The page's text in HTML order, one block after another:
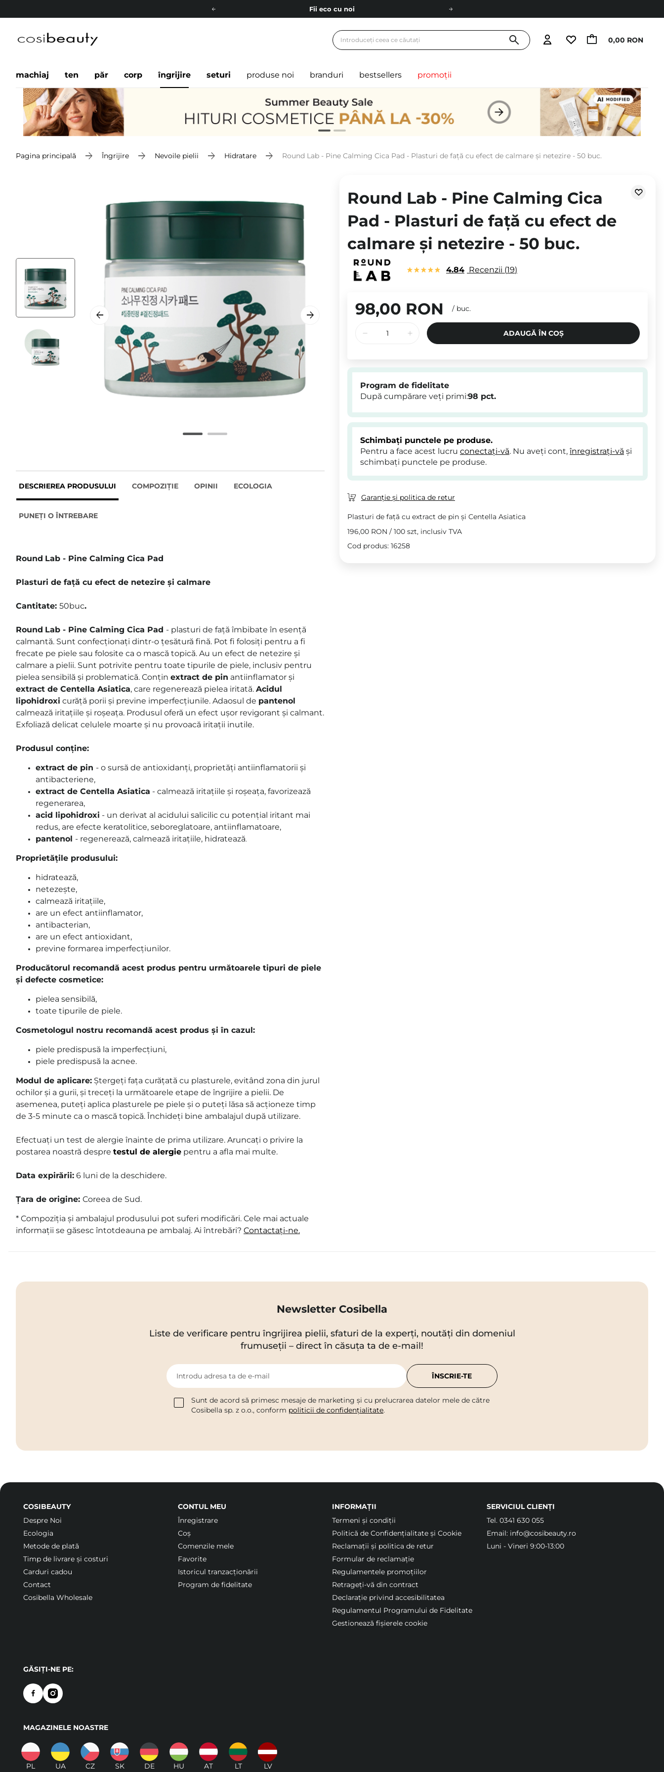
Fii eco cu noi
Livrare mai ieftină pentru comenzile de la 150 RON! 0,00 RON
machiaj ten păr corp îngrijire seturi produse noi branduri bestsellers promoții
Pagina principală Îngrijire Nevoile pielii Hidratare Round Lab - Pine Calming Cica Pad - Plasturi de față cu efect de calmare și netezire - 50 buc.
DESCRIEREA PRODUSULUI COMPOZIȚIE OPINII ECOLOGIA
PUNEȚI O ÎNTREBARE
Round Lab - Pine Calming Cica Pad
Plasturi de față cu efect de netezire și calmare
Cantitate: 50buc.
Round Lab - Pine Calming Cica Pad - plasturi de față îmbibate în esență
calmantă. Sunt confecționați dintr-o țesătură fină. Pot fi folosiți pentru a fi
frecate pe piele sau folosite ca o mască topică. Au un efect de netezire și
calmare a pielii. Sunt potrivite pentru toate tipurile de piele, inclusiv pentru
pielea sensibilă și problematică. Conțin extract de pin antiinflamator și
extract de Centella Asiatica, care regenerează pielea iritată. Acidul
lipohidroxi curăță porii și previne imperfecțiunile. Adaosul de pantenol
calmează iritațiile și roșeața. Produsul oferă un efect ușor revigorant și calmant.
Exfoliază delicat celulele moarte și nu provoacă iritații inutile.
Produsul conține:
extract de pin - o sursă de antioxidanți, proprietăți antiinflamatorii și
antibacteriene,
extract de Centella Asiatica - calmează iritațiile și roșeața, favorizează
regenerarea,
acid lipohidroxi - un derivat al acidului salicilic cu potențial iritant mai
redus, are efecte keratolitice, seboreglatoare, antiinflamatoare,
pantenol - regenerează, calmează iritațiile, hidratează.
Proprietățile produsului:
hidratează,
netezește,
calmează iritațiile,
are un efect antiinflamator,
antibacterian,
are un efect antioxidant,
previne formarea imperfecțiunilor.
Producătorul recomandă acest produs pentru următoarele tipuri de piele
și defecte cosmetice:
pielea sensibilă,
toate tipurile de piele.
Cosmetologul nostru recomandă acest produs și în cazul:
piele predispusă la imperfecțiuni,
piele predispusă la acnee.
Modul de aplicare: Ștergeți fața curățată cu plasturele, evitând zona din jurul
ochilor și a gurii, și treceți la următoarele etape de îngrijire a pielii. De
asemenea, puteți aplica plasturele pe piele și o puteți lăsa să acționeze timp
de 3-5 minute ca o mască topică. Închideți bine ambalajul după utilizare.
Efectuați un test de alergie înainte de prima utilizare. Aruncați o privire la
postarea noastră despre testul de alergie pentru a afla mai multe.
Data expirării: 6 luni de la deschidere.
Țara de origine: Coreea de Sud.
* Compoziția și ambalajul produsului pot suferi modificări. Cele mai actuale
informații se găsesc întotdeauna pe ambalaj. Ai întrebări? Contactați-ne.
Round Lab - Pine Calming Cica
Pad - Plasturi de față cu efect de
calmare și netezire - 50 buc.
4.84 Recenzii 19
98,00 RON / buc.
ADAUGĂ ÎN COȘ
Program de fidelitate
După cumpărare veți primi:98 pct.
Schimbați punctele pe produse.
Pentru a face acest lucru conectați-vă. Nu aveți cont, înregistrați-vă și
schimbați punctele pe produse.
Garanție și politica de retur
Plasturi de față cu extract de pin și Centella Asiatica
196,00 RON / 100 szt, inclusiv TVA
Cod produs: 16258
Newsletter Cosibella
Liste de verificare pentru îngrijirea pielii, sfaturi de la experți, noutăți din domeniul
frumuseții – direct în căsuța ta de e-mail!
Introdu adresa ta de e-mail
Sunt de acord să primesc mesaje de marketing și cu prelucrarea datelor mele de către
Cosibella sp. z o.o., conform politicii de confidențialitate.
ÎNSCRIE-TE
COSIBEAUTY
Despre Noi
Ecologia
Metode de plată
Timp de livrare și costuri
Carduri cadou
Contact
Cosibella Wholesale
CONTUL MEU
Înregistrare
Coș
Comenzile mele
Favorite
Istoricul tranzacționării
Program de fidelitate
INFORMAȚII
Termeni şi condiții
Politică de Confidențialitate și Cookie
Reclamații și politica de retur
Formular de reclamație
Regulamentele promoțiilor
Retrageți-vă din contract
Declarație privind accesibilitatea
Regulamentul Programului de Fidelitate
Gestionează fișierele cookie
SERVICIUL CLIENȚI
Tel. 0341 630 055
Email: info@cosibeauty.ro
Luni - Vineri 9:00-13:00
GĂSIȚI-NE PE:
MAGAZINELE NOASTRE
PL UA CZ SK DE HU AT LT LV